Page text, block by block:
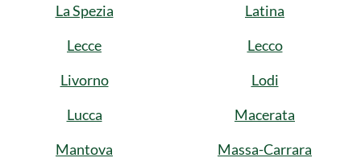
La Spezia
Latina
Lecce
Lecco
Livorno
Lodi
Lucca
Macerata
Mantova
Massa-Carrara